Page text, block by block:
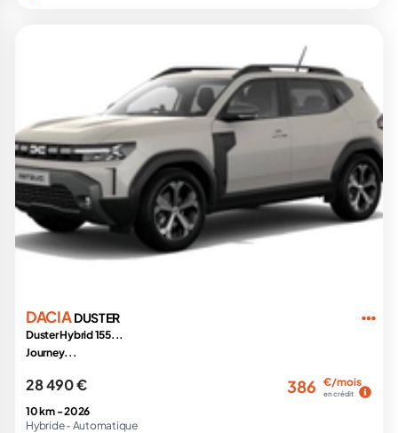
DACIADUSTER
Duster Hybrid 155...
Journey...
28 490 € 386 €/mois
en crédit
10 km -2026
Hybride - Automatique